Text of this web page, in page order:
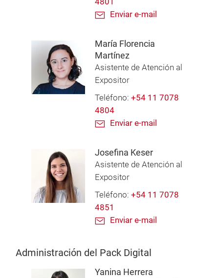
Enviar e-mail
María Florencia
Martínez
Asistente de Atención al
Expositor
Teléfono: +54 11 7078
4804
Enviar e-mail
Josefina Keser
Asistente de Atención al
Expositor
Teléfono: +54 11 7078
4851
Enviar e-mail
Administración del Pack Digital
Yanina Herrera